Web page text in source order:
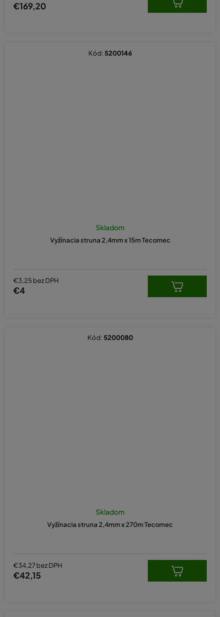
€169,20
Vyžínacia struna 2,4mm x 15m Tecomec
Skladom
€3,25 bez DPH
€4
Kód: 5200146
Vyžínacia struna 2,4mm x 270m Tecomec
Skladom
€34,27 bez DPH
€42,15
Kód: 5200080